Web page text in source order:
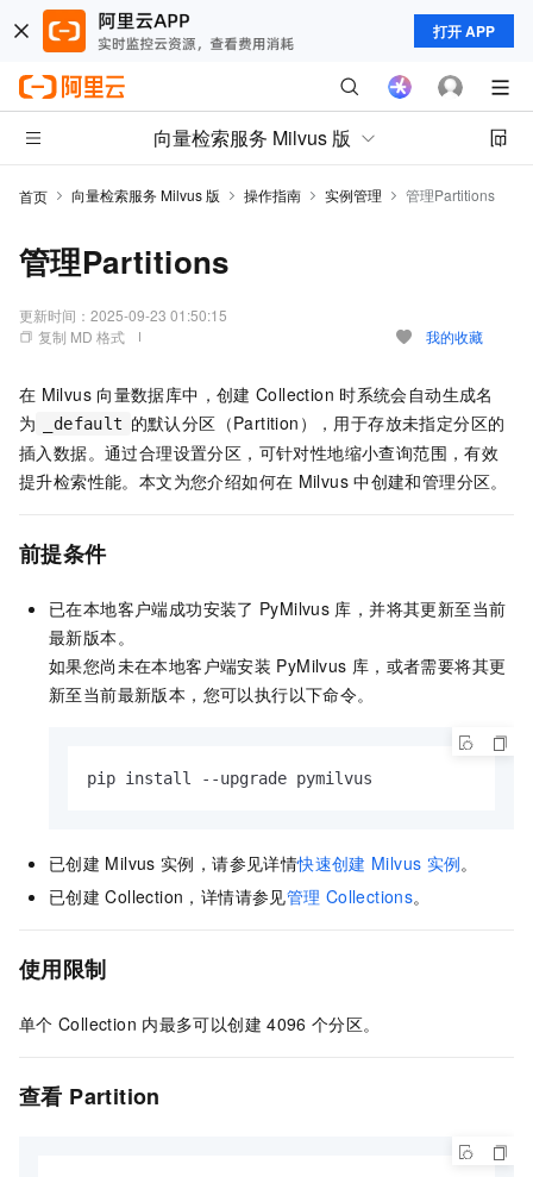
打开 APP
向量检索服务 Milvus 版
首页 向量检索服务 Milvus 版 操作指南 实例管理 管理Partitions
管理Partitions
更新时间： 2025-09-23 01:50:15
复制 MD 格式
我的收藏
在 Milvus 向量数据库中，创建 Collection 时系统会自动生成名
为
_default 的默认分区（Partition），用于存放未指定分区的
插入数据。通过合理设置分区，可针对性地缩小查询范围，有效
提升检索性能。本文为您介绍如何在 Milvus 中创建和管理分区。
前提条件
已在本地客户端成功安装了 PyMilvus 库，并将其更新至当前
最新版本。
如果您尚未在本地客户端安装 PyMilvus 库，或者需要将其更
新至当前最新版本，您可以执行以下命令。
pip install --upgrade pymilvus
已创建 Milvus 实例，请参见详情快速创建 Milvus 实例。
已创建 Collection，详情请参见管理 Collections。
使用限制
单个 Collection 内最多可以创建 4096 个分区。
查看 Partition